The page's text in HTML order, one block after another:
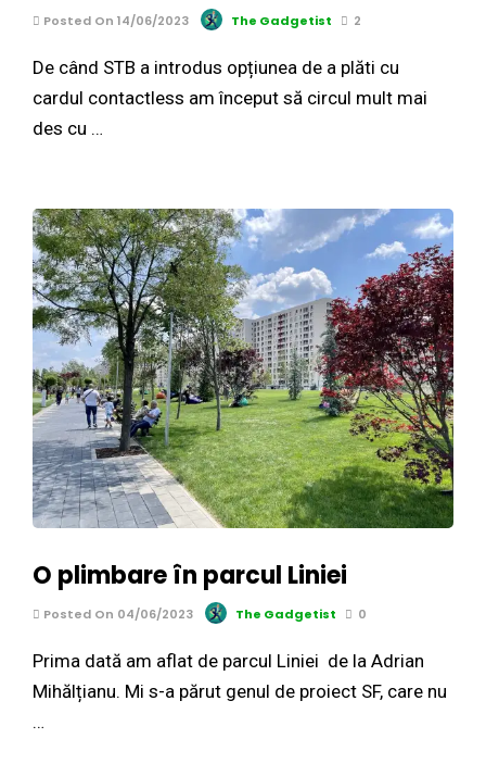
Posted On 14/06/2023 The Gadgetist 2
De când STB a introdus opțiunea de a plăti cu
cardul contactless am început să circul mult mai
des cu …
O plimbare în parcul Liniei
Posted On 04/06/2023 The Gadgetist 0
Prima dată am aflat de parcul Liniei de la Adrian
Mihălțianu. Mi s-a părut genul de proiect SF, care nu
…